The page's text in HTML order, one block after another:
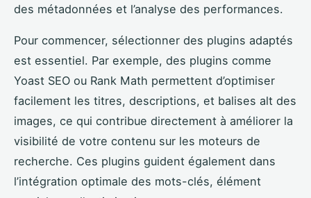
des métadonnées et l’analyse des performances.
Pour commencer, sélectionner des plugins adaptés
est essentiel. Par exemple, des plugins comme
Yoast SEO ou Rank Math permettent d’optimiser
facilement les titres, descriptions, et balises alt des
images, ce qui contribue directement à améliorer la
visibilité de votre contenu sur les moteurs de
recherche. Ces plugins guident également dans
l’intégration optimale des mots-clés, élément